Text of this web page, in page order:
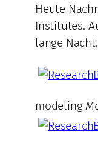
Heute
Institutes.
lange Nacht.
modeling